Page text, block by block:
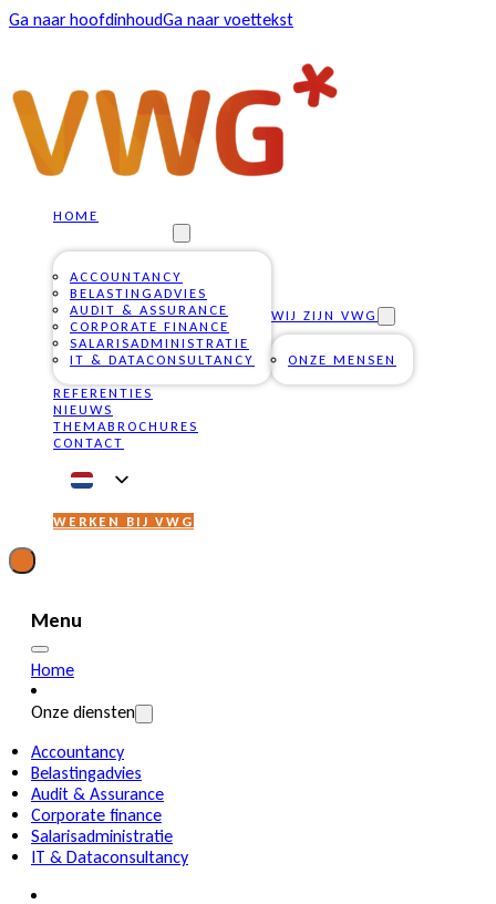
Ga naar hoofdinhoudGa naar voettekst
HOME
ACCOUNTANCY
BELASTINGADVIES
AUDIT & ASSURANCE
CORPORATE FINANCE
SALARISADMINISTRATIE
IT & DATACONSULTANCY
WIJ ZIJN VWG
ONZE MENSEN
REFERENTIES
NIEUWS
THEMABROCHURES
CONTACT
WERKEN BIJ VWG
Menu
Home
Onze diensten
Accountancy
Belastingadvies
Audit & Assurance
Corporate finance
Salarisadministratie
IT & Dataconsultancy